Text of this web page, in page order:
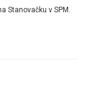
Stanovačku v SPM.